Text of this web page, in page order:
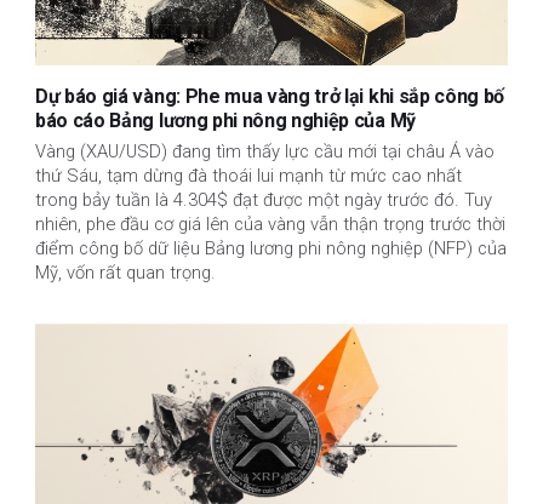
Dự báo giá vàng: Phe mua vàng trở lại khi sắp công bố
báo cáo Bảng lương phi nông nghiệp của Mỹ
Vàng (XAU/USD) đang tìm thấy lực cầu mới tại châu Á vào
thứ Sáu, tạm dừng đà thoái lui mạnh từ mức cao nhất
trong bảy tuần là 4.304$ đạt được một ngày trước đó. Tuy
nhiên, phe đầu cơ giá lên của vàng vẫn thận trọng trước thời
điểm công bố dữ liệu Bảng lương phi nông nghiệp (NFP) của
Mỹ, vốn rất quan trọng.